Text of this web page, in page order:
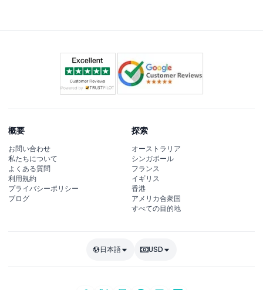
概要
お問い合わせ
私たちについて
よくある質問
利用規約
プライバシーポリシー
ブログ
探索
オーストラリア
シンガポール
フランス
イギリス
香港
アメリカ合衆国
すべての目的地
日本語 USD